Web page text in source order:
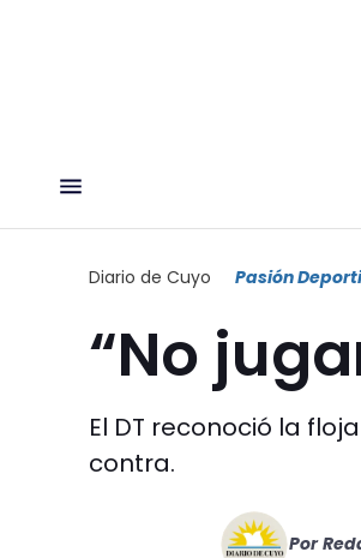
Diario de Cuyo Pasión
“No
El DT reconoció la
contra.
Por